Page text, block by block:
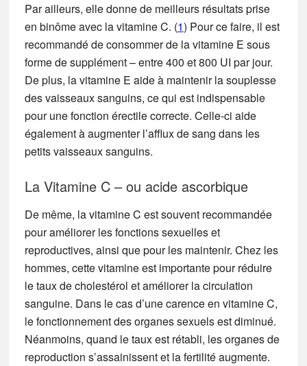
Par ailleurs, elle donne de meilleurs résultats prise
en binôme avec la vitamine C. (1) Pour ce faire, il est
recommandé de consommer de la vitamine E sous
forme de supplément – entre 400 et 800 UI par jour.
De plus, la vitamine E aide à maintenir la souplesse
des vaisseaux sanguins, ce qui est indispensable
pour une fonction érectile correcte. Celle-ci aide
également à augmenter l’afflux de sang dans les
petits vaisseaux sanguins.
La Vitamine C – ou acide ascorbique
De même, la vitamine C est souvent recommandée
pour améliorer les fonctions sexuelles et
reproductives, ainsi que pour les maintenir. Chez les
hommes, cette vitamine est importante pour réduire
le taux de cholestérol et améliorer la circulation
sanguine. Dans le cas d’une carence en vitamine C,
le fonctionnement des organes sexuels est diminué.
Néanmoins, quand le taux est rétabli, les organes de
reproduction s’assainissent et la fertilité augmente.